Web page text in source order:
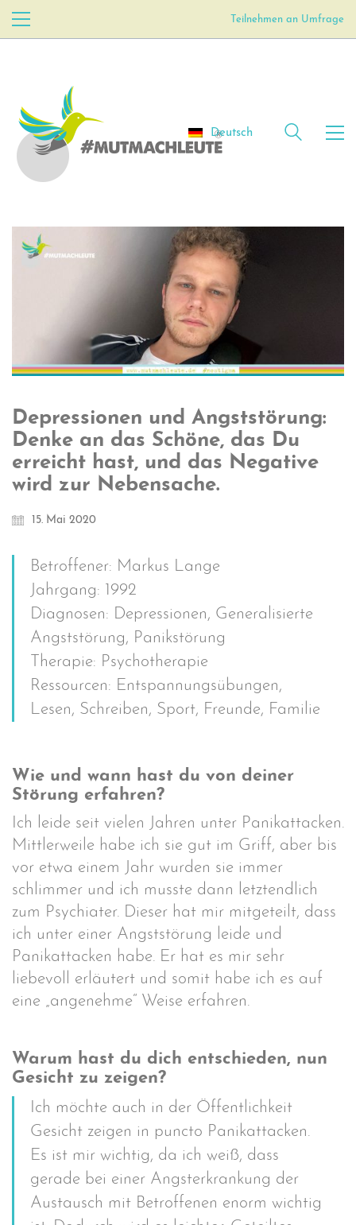
Teilnehmen an Umfrage
Deutsch
Depressionen und Angststörung:
Denke an das Schöne, das Du
erreicht hast, und das Negative
wird zur Nebensache.
15. Mai 2020
Betroffener: Markus Lange
Jahrgang: 1992
Diagnosen: Depressionen, Generalisierte
Angststörung, Panikstörung
Therapie: Psychotherapie
Ressourcen: Entspannungsübungen,
Lesen, Schreiben, Sport, Freunde, Familie
Wie und wann hast du von deiner
Störung erfahren?
Ich leide seit vielen Jahren unter Panikattacken.
Mittlerweile habe ich sie gut im Griff, aber bis
vor etwa einem Jahr wurden sie immer
schlimmer und ich musste dann letztendlich
zum Psychiater. Dieser hat mir mitgeteilt, dass
ich unter einer Angststörung leide und
Panikattacken habe. Er hat es mir sehr
liebevoll erläutert und somit habe ich es auf
eine „angenehme“ Weise erfahren.
Warum hast du dich entschieden, nun
Gesicht zu zeigen?
Ich möchte auch in der Öffentlichkeit
Gesicht zeigen in puncto Panikattacken.
Es ist mir wichtig, da ich weiß, dass
gerade bei einer Angsterkrankung der
Austausch mit Betroffenen enorm wichtig